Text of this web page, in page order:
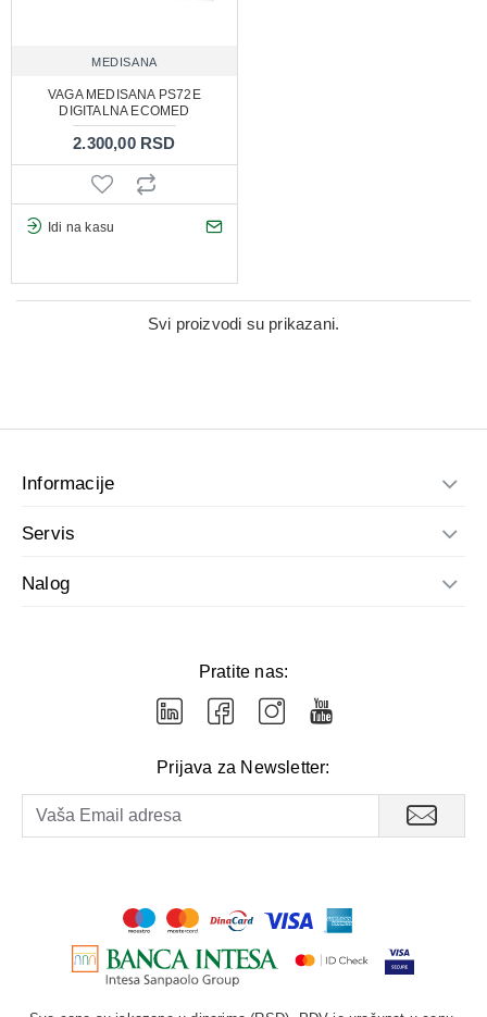
MEDISANA
VAGA MEDISANA PS72E
DIGITALNA ECOMED
2.300,00 RSD
Idi na kasu
Svi proizvodi su prikazani.
Informacije
Servis
Nalog
Pratite nas:
Prijava za Newsletter: